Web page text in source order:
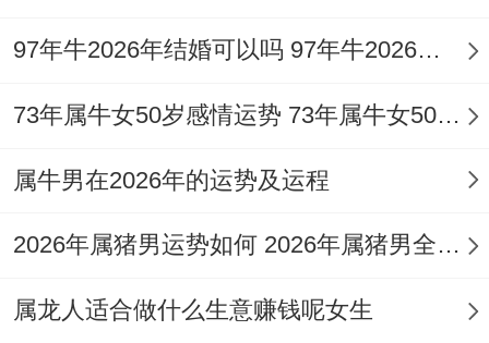
「孤辰」星入命，此星曜常暗示内心易感孤
寂，或倾向于自我沉浸，即使身处亲密关系
自己的倾向，伴随「晦气」星的干扰，琐事
纷争与无端误会发生的概率增高，例如因约
但这组神煞的作用并非不可调与。因其五行
97年牛2026年结婚可以吗 97年牛2026年农历几月结婚
73年属牛女50岁感情运势 73年属牛女50岁后命运
属牛男在2026年的运势及运程
2026年属猪男运势如何 2026年属猪男全年运势
属龙人适合做什么生意赚钱呢女生